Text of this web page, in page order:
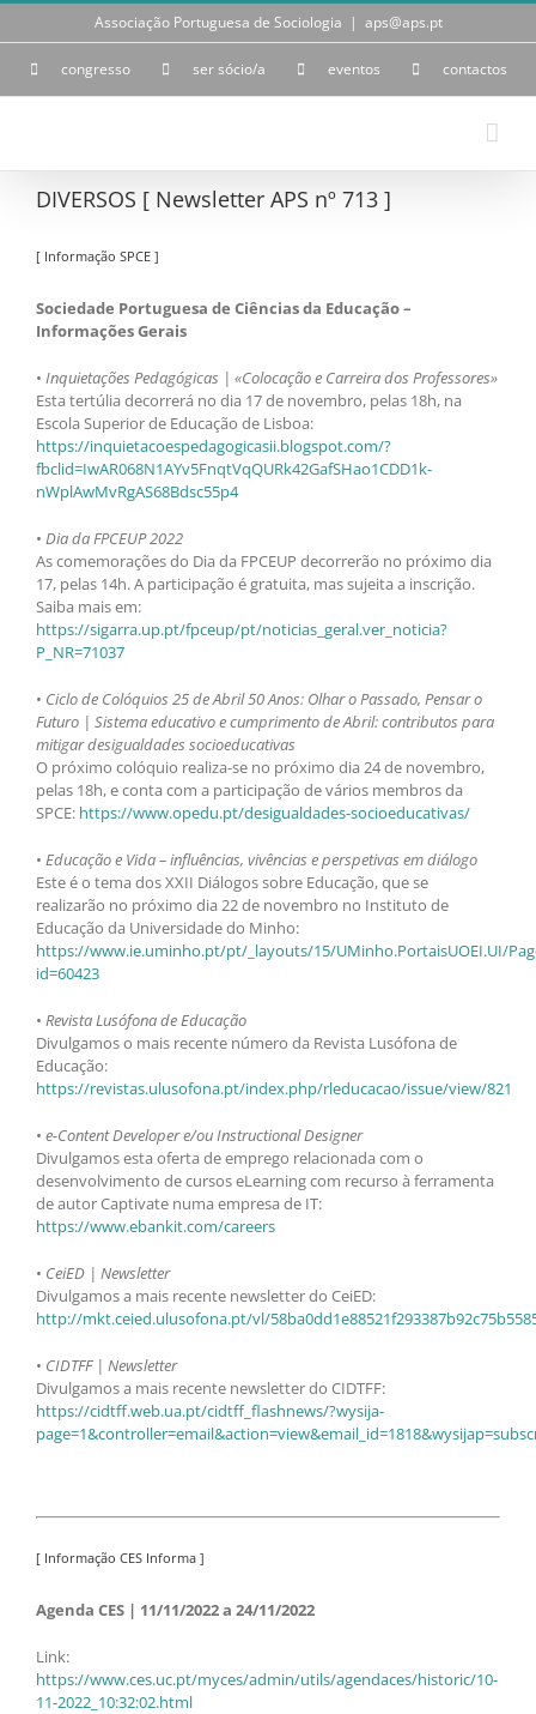
Skip
Associação Portuguesa de Sociologia | aps@aps.pt
congresso ser sócio/a eventos contactos
DIVERSOS [ Newsletter APS nº 713 ]
[ Informação SPCE ]
Sociedade Portuguesa de Ciências da Educação –
Informações Gerais
• Inquietações Pedagógicas | «Colocação e Carreira dos Professores»
Esta tertúlia decorrerá no dia 17 de novembro, pelas 18h, na
Escola Superior de Educação de Lisboa:
https://inquietacoespedagogicasii.blogspot.com/?
fbclid=IwAR068N1AYv5FnqtVqQURk42GafSHao1CDD1k-
nWplAwMvRgAS68Bdsc55p4
• Dia da FPCEUP 2022
As comemorações do Dia da FPCEUP decorrerão no próximo dia
17, pelas 14h. A participação é gratuita, mas sujeita a inscrição.
Saiba mais em:
https://sigarra.up.pt/fpceup/pt/noticias_geral.ver_noticia?
P_NR=71037
• Ciclo de Colóquios 25 de Abril 50 Anos: Olhar o Passado, Pensar o
Futuro | Sistema educativo e cumprimento de Abril: contributos para
mitigar desigualdades socioeducativas
O próximo colóquio realiza-se no próximo dia 24 de novembro,
pelas 18h, e conta com a participação de vários membros da
SPCE: https://www.opedu.pt/desigualdades-socioeducativas/
• Educação e Vida – influências, vivências e perspetivas em diálogo
Este é o tema dos XXII Diálogos sobre Educação, que se
realizarão no próximo dia 22 de novembro no Instituto de
Educação da Universidade do Minho:
https://www.ie.uminho.pt/pt/_layouts/15/UMinho.PortaisUOEI.UI/
id=60423
• Revista Lusófona de Educação
Divulgamos o mais recente número da Revista Lusófona de
Educação:
https://revistas.ulusofona.pt/index.php/rleducacao/issue/view/821
• e-Content Developer e/ou Instructional Designer
Divulgamos esta oferta de emprego relacionada com o
desenvolvimento de cursos eLearning com recurso à ferramenta
de autor Captivate numa empresa de IT:
https://www.ebankit.com/careers
• CeiED | Newsletter
Divulgamos a mais recente newsletter do CeiED:
http://mkt.ceied.ulusofona.pt/vl/
• CIDTFF | Newsletter
Divulgamos a mais recente newsletter do CIDTFF:
https://cidtff.web.ua.pt/cidtff_flashnews/?wysija-
[ Informação CES Informa ]
Agenda CES | 11/11/2022 a 24/11/2022
Link:
https://www.ces.uc.pt/myces/admin/utils/agendaces/historic/10-
11-2022_10:32:02.html